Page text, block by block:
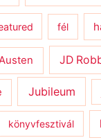
fél
JD
Jubileum
könyvfesztivál